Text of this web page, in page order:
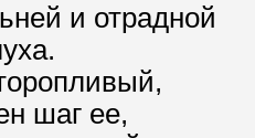
и отрадной
шаг ее,